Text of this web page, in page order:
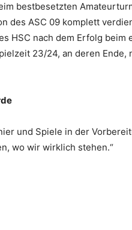
bestbesetzten
des ASC 09 komplett
HSC nach dem Erfolg beim
23/24, an deren Ende,
und Spiele in der
wo wir wirklich stehen.“